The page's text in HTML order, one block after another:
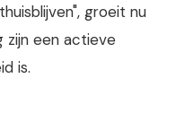
groeit nu
een actieve
is.